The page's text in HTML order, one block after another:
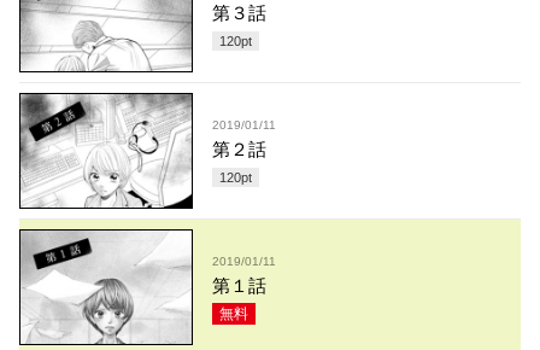
第３話
120pt
2019/01/11
第２話
120pt
2019/01/11
第１話
無料